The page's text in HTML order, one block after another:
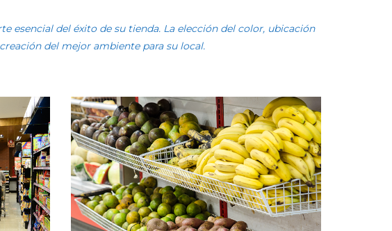
esencial del éxito de su tienda. La elección del color, ubicación
del mejor ambiente para su local.